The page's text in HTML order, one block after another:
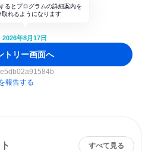
るとプログラムの詳細案内を
取れるようになります
2026年8月17日
トリー画面へ
報告する
すべて見る